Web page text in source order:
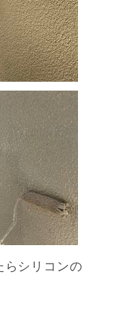
らシリコンの